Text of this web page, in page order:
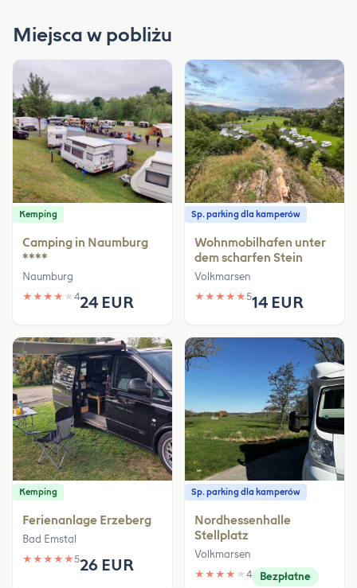
Miejsca w pobliżu
Kemping
Camping in Naumburg
****
Naumburg
★ ★ ★ ★ ★ 424 EUR
Sp. parking dla kamperów
Wohnmobilhafen unter
dem scharfen Stein
Volkmarsen
★ ★ ★ ★ ★514 EUR
Kemping
Ferienanlage Erzeberg
Bad Emstal
★ ★ ★ ★ ★526 EUR
Sp. parking dla kamperów
Nordhessenhalle
Stellplatz
Volkmarsen
★ ★ ★ ★ ★ 4 Bezpłatne